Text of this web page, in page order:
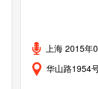
上海 2015年
华山路1954